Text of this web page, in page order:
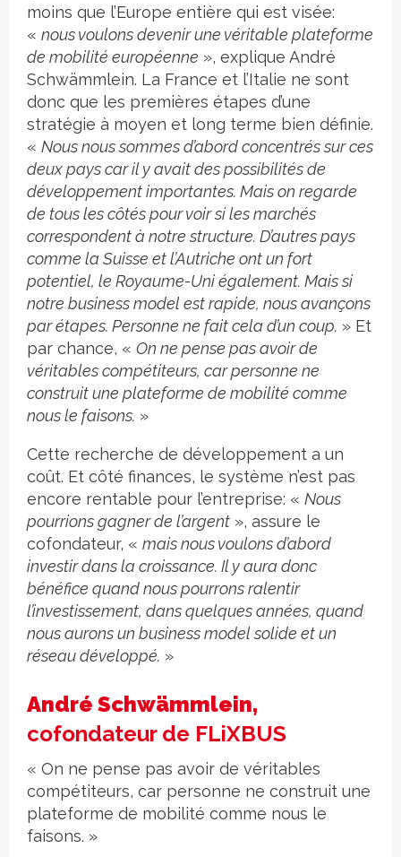
moins que l’Europe entière qui est visée:
« nous voulons devenir une véritable plateforme
de mobilité européenne », explique André
Schwämmlein. La France et l’Italie ne sont
donc que les premières étapes d’une
stratégie à moyen et long terme bien définie.
« Nous nous sommes d’abord concentrés sur ces
deux pays car il y avait des possibilités de
développement importantes. Mais on regarde
de tous les côtés pour voir si les marchés
correspondent à notre structure. D’autres pays
comme la Suisse et l’Autriche ont un fort
potentiel, le Royaume-Uni également. Mais si
notre business model est rapide, nous avançons
par étapes. Personne ne fait cela d’un coup. » Et
par chance, « On ne pense pas avoir de
véritables compétiteurs, car personne ne
construit une plateforme de mobilité comme
nous le faisons. »
Cette recherche de développement a un
coût. Et côté finances, le système n’est pas
encore rentable pour l’entreprise: « Nous
pourrions gagner de l’argent », assure le
cofondateur, « mais nous voulons d’abord
investir dans la croissance. Il y aura donc
bénéfice quand nous pourrons ralentir
l’investissement, dans quelques années, quand
nous aurons un business model solide et un
réseau développé. »
André Schwämmlein,
cofondateur de FLiXBUS
« On ne pense pas avoir de véritables
compétiteurs, car personne ne construit une
plateforme de mobilité comme nous le
faisons. »